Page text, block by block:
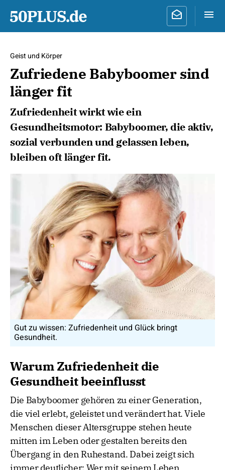
Geist und Körper
Zufriedene Babyboomer sind
länger fit
Zufriedenheit wirkt wie ein
Gesundheitsmotor: Babyboomer, die aktiv,
sozial verbunden und gelassen leben,
bleiben oft länger fit.
Gut zu wissen: Zufriedenheit und Glück bringt
Gesundheit.
Warum Zufriedenheit die
Gesundheit beeinflusst
Die Babyboomer gehören zu einer Generation,
die viel erlebt, geleistet und verändert hat. Viele
Menschen dieser Altersgruppe stehen heute
mitten im Leben oder gestalten bereits den
Übergang in den Ruhestand. Dabei zeigt sich